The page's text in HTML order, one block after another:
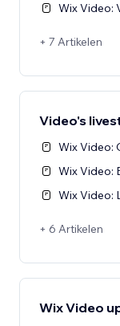
Wix Video:
+ 7 Artikelen
Video's
Wix Video:
Wix Video:
Wix Video:
+ 6 Artikelen
Wix Video